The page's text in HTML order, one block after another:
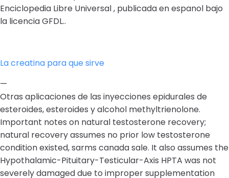
Enciclopedia Libre Universal , publicada en espanol bajo
la licencia GFDL..
La creatina para que sirve
—
Otras aplicaciones de las inyecciones epidurales de
esteroides, esteroides y alcohol methyltrienolone.
Important notes on natural testosterone recovery;
natural recovery assumes no prior low testosterone
condition existed, sarms canada sale. It also assumes the
Hypothalamic-Pituitary-Testicular-Axis HPTA was not
severely damaged due to improper supplementation